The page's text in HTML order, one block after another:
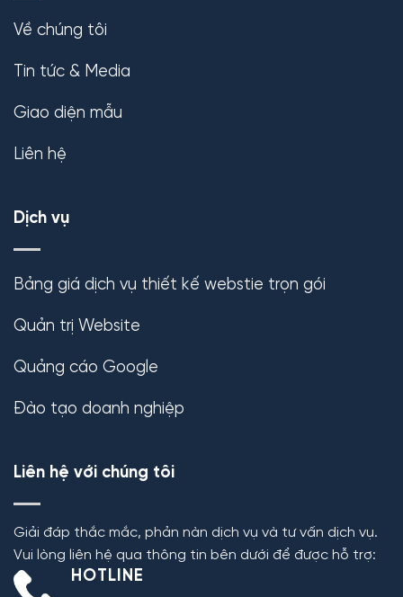
Về chúng tôi
Tin tức & Media
Giao diện mẫu
Liên hệ
Dịch vụ
Bảng giá dịch vụ thiết kế webstie trọn gói
Quản trị Website
Quảng cáo Google
Đào tạo doanh nghiệp
Liên hệ với chúng tôi
Giải đáp thắc mắc, phản nàn dịch vụ và tư vấn dịch vụ.
Vui lòng liên hệ qua thông tin bên dưới để được hỗ trợ:
HOTLINE